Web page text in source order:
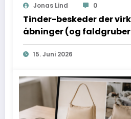
Jonas Lind 0
Tinder-beskeder der
åbninger (og
undgå)
15. Juni 2026